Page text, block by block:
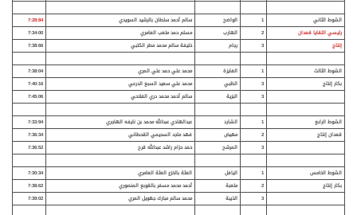
الشوط الثاني 1 الواضح سالم أحمد سلطان بالرشيد السويدي
7:28:84
رئيسي اللقايا قعدان
2 الهارب مسلم حمد متعب العامري
7:34:00
إنتاج
3 رجام خليفة سالم محمد مطر الكتبي 7:38:66
الشوط الثالث 1 الفايزة محمد علي حمد علي المري
7:38:04
بكار إنتاج
3 الظبي محمد علي سعيد السبع الدرعي
7:40:16
3
البزية سالم أحمد محمد دري الفلاحي 7:45:06
الشوط الرابع 1 الشارد عبدالهادي عبدالله محمد بن نايفه الهاجري
7:33:94
قعدان إنتاج
2 مهيض فهد ماجد السحيمي القحطاني
7:36:34
3
المرشح حمد حزام راشد عبدالله قرح 7:36:52
الشوط الخامس 1 اليافل العثة بالخزع العثة العامري
7:30:34
بكار إنتاج
2 متعبة أحمد محمد مسفر بالقوبع المنصوري
7:38:62
3
الذيبة محمد سالم مبارك جهويل المري 7:39:02